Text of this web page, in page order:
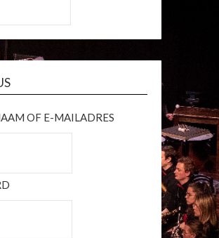
OF E-MAILADRES